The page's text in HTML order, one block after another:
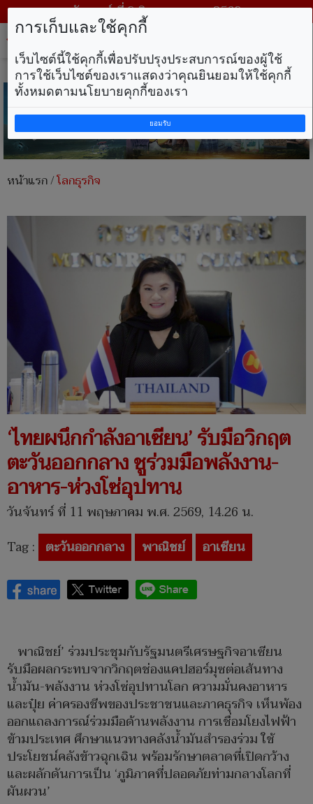
วันเสาร์ ที่ 8 สิงหาคม พ.ศ. 2569
หน้าแรก/โลกธุรกิจ
‘ไทยผนึกกำลังอาเซียน’ รับมือวิกฤต
ตะวันออกกลาง ชูร่วมมือพลังงาน-
อาหาร-ห่วงโซ่อุปทาน
วันจันทร์ ที่ 11 พฤษภาคม พ.ศ. 2569, 14.26 น.
Tag : ตะวันออกกลาง พาณิชย์ อาเซียน
พาณิชย์’ ร่วมประชุมกับรัฐมนตรีเศรษฐกิจอาเซียน
รับมือผลกระทบจากวิกฤตช่องแคปฮอร์มุซต่อเส้นทาง
น้ำมัน-พลังงาน ห่วงโซ่อุปทานโลก ความมั่นคงอาหาร
และปุ๋ย ค่าครองชีพของประชาชนและภาคธุรกิจ เห็นพ้อง
ออกแถลงการณ์ร่วมมือด้านพลังงาน การเชื่อมโยงไฟฟ้า
ข้ามประเทศ ศึกษาแนวทางคลังน้ำมันสำรองร่วม ใช้
ประโยชน์คลังข้าวฉุกเฉิน พร้อมรักษาตลาดที่เปิดกว้าง
และผลักดันการเป็น ‘ภูมิภาคที่ปลอดภัยท่ามกลางโลกที่
ผันผวน’
การเก็บและใช้คุกกี้
เว็บไซต์นี้ใช้คุกกี้เพื่อปรับปรุงประสบการณ์ของผู้ใช้
การใช้เว็บไซต์ของเราแสดงว่าคุณยินยอมให้ใช้คุกกี้
ทั้งหมดตามนโยบายคุกกี้ของเรา
ยอมรับ